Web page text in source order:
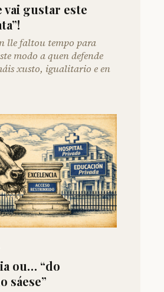
vai gustar este
lle faltou tempo para
modo a quen defende
xusto, igualitario e en
ou… “do
sáese”